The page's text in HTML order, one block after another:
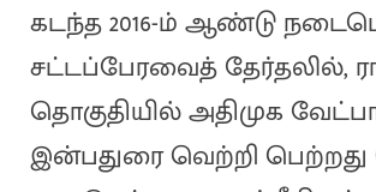
கடந்த 2016-ம் ஆண்டு
சட்டப்பேரவைத் தேர்தலில்,
தொகுதியில் அதிமுக
இன்பதுரை வெற்றி பெற்றது